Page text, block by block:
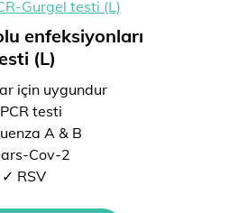
enfeksiyonları
(L)
için uygundur
testi
A & B
Cov-2
✓ RSV